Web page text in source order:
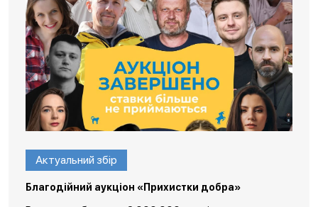
Актуальний збір
Благодійний аукціон «Прихистки добра»